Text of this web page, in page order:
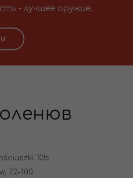
- лучшее оружие.
10b
72-100